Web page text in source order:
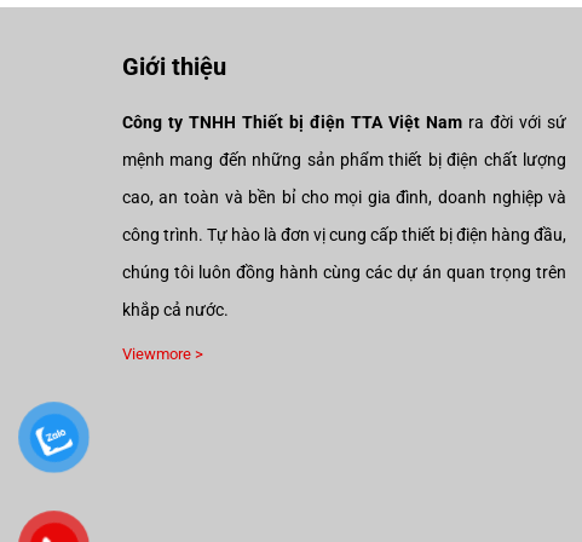
Giới thiệu
Công ty TNHH Thiết bị điện TTA Việt Nam ra đời với sứ
mệnh mang đến những sản phẩm thiết bị điện chất lượng
cao, an toàn và bền bỉ cho mọi gia đình, doanh nghiệp và
công trình. Tự hào là đơn vị cung cấp thiết bị điện hàng đầu,
chúng tôi luôn đồng hành cùng các dự án quan trọng trên
khắp cả nước.
Viewmore >